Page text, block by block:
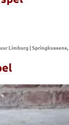
Limburg |